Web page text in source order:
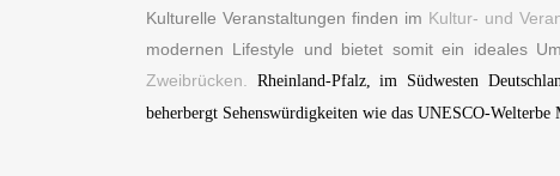
Kulturelle Veranstaltungen finden im Kultur- und
modernen Lifestyle und bietet somit ein ideales
Zweibrücken.
Rheinland-Pfalz, im Südwesten
beherbergt Sehenswürdigkeiten wie das UNESCO-